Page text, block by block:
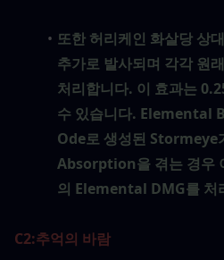
또한 허리케인 화살당 상
추가로 발사되며 각각 원
처리합니다. 이 효과는
수 있습니다. Elemental
Ode로 생성된
Absorption을 겪는 경우
의 Elemental DMG를 처
C2:추억의 바람